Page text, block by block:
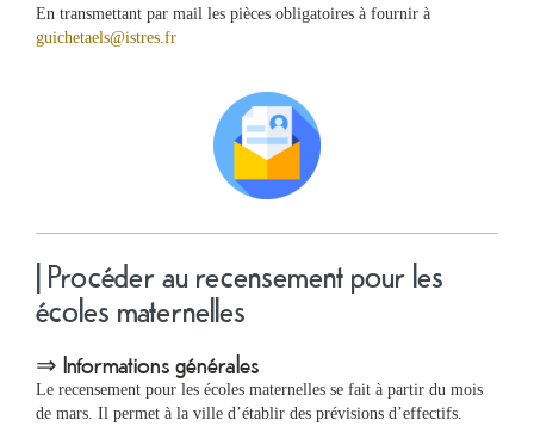
En transmettant par mail les pièces obligatoires à fournir à
guichetaels@istres.fr
| Procéder au recensement pour les
écoles maternelles
⇒ Informations générales
Le recensement pour les écoles maternelles se fait à partir du mois
de mars. Il permet à la ville d’établir des prévisions d’effectifs.